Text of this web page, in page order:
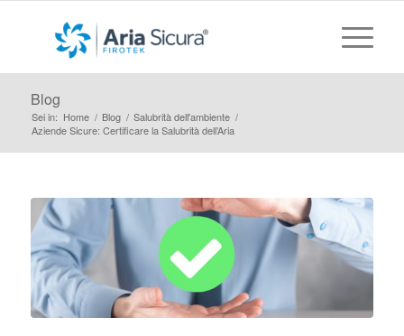
Blog
Sei in: Home / Blog / Salubrità dell'ambiente /
Aziende Sicure: Certificare la Salubrità dell’Aria